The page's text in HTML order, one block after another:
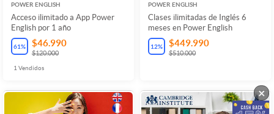
POWER ENGLISH
Acceso ilimitado a App Power
English por 1 año
61% $46.990
$120.000
1 Vendidos
POWER ENGLISH
Clases ilimitadas de Inglés 6
meses en Power English
12% $449.990
$510.000
×